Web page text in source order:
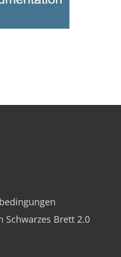
Schwarzes Brett 2.0